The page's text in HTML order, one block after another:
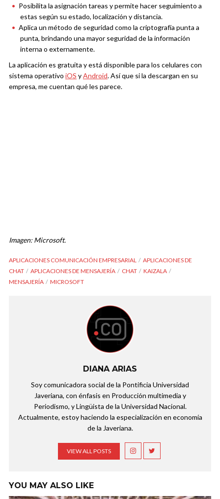
Posibilita la asignación tareas y permite hacer seguimiento a
estas según su estado, localización y distancia.
Aplica un método de seguridad como la criptografía punta a
punta, brindando una mayor seguridad de la información
interna o externamente.
La aplicación es gratuita y está disponible para los celulares con
sistema operativo iOS yAndroid. Así que si la descargan en su
empresa, me cuentan qué les parece.
Imagen: Microsoft.
APLICACIONES COMUNICACIÓN EMPRESARIAL
APLICACIONES DE
CHAT
APLICACIONES DE MENSAJERÍA CHAT
KAIZALA
MENSAJERÍA
MICROSOFT
DIANA ARIAS
Soy comunicadora social de la Pontificia Universidad
Javeriana, con énfasis en Producción multimedia y
Periodismo, y Lingüista de la Universidad Nacional.
Actualmente, estoy haciendo la especialización en economía
de la Javeriana.
VIEW ALL POSTS
YOU MAY ALSO LIKE